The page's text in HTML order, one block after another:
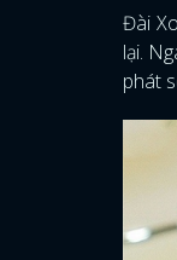
Đài
lại.
phát